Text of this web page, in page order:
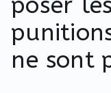
ne sont